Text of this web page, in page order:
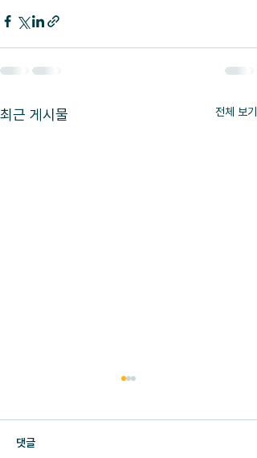
최근 게시물 전체 보기
댓글